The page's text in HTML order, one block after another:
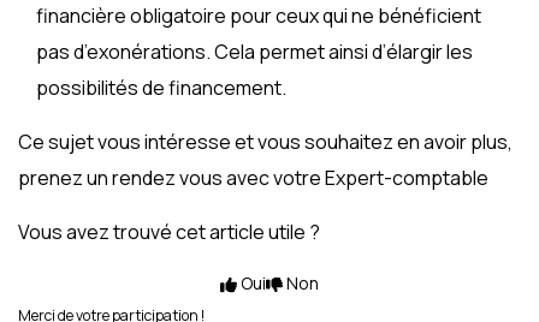
financière obligatoire pour ceux qui ne bénéficient
pas d’exonérations. Cela permet ainsi d’élargir les
possibilités de financement.
Ce sujet vous intéresse et vous souhaitez en avoir plus,
prenez un rendez vous avec votre Expert-comptable
Vous avez trouvé cet article utile ?
Oui Non
Merci de votre participation !